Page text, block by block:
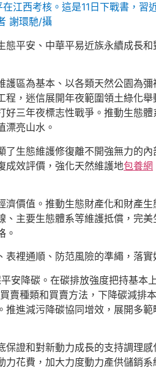
江西考核。這是11日下戰書，習
謝環馳/攝
態平安、中華平易近族永續成長
區為基本、以各類天然公園為
，迷信展開年夜範圍領土綠化
三年夜標志性戰爭。推動生態
漂亮山水。
生態維護修復離不開強無力的
成效評價，強化天然維護地包養網
價值。推動生態財產化和財產
主要生態體系等維護抵償，完
。
裡通順、防范風險的準繩，落實
安降碳。在碳排放強度把持基本
賣種類和買賣方法，下降碳減排
進減污降碳協同增效，展開多
證和對新動力成長的支持調理
花費，加大力度動力產供儲銷